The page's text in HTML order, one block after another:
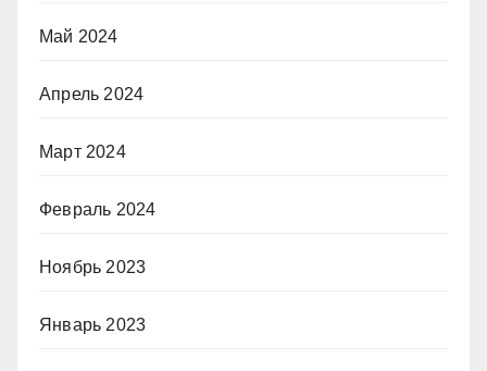
Май 2024
Апрель 2024
Март 2024
Февраль 2024
Ноябрь 2023
Январь 2023